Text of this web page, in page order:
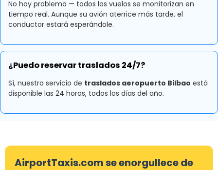
No hay problema — todos los vuelos se monitorizan en
tiempo real. Aunque su avión aterrice más tarde, el
conductor estará esperándole.
¿Puedo reservar traslados 24/7?
Sí, nuestro servicio de traslados aeropuerto Bilbao está
disponible las 24 horas, todos los días del año.
AirportTaxis.com se enorgullece de